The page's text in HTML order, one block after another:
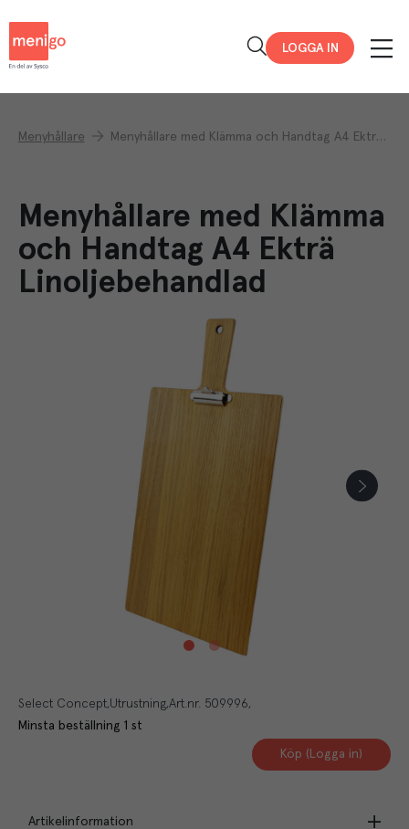
LOGGA IN
Menyhållare Menyhållare med Klämma och Handtag A4 Ekträ Linoljebehandlad
Menyhållare med Klämma
och Handtag A4 Ekträ
Linoljebehandlad
Select Concept Utrustning Art.nr. 509996
Minsta beställning 1 st
Köp (Logga in)
Artikelinformation